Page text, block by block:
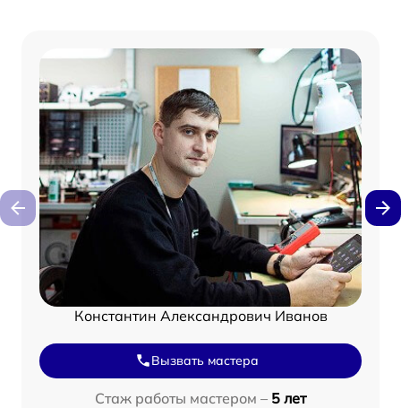
Константин Александрович Иванов
Вызвать мастера
Стаж работы мастером – 5 лет